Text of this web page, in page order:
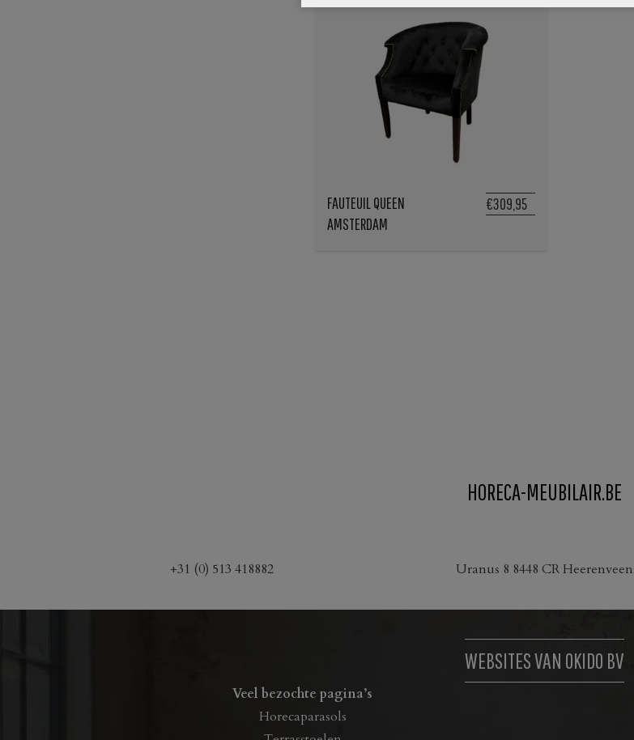
FAUTEUIL QUEEN
AMSTERDAM
€309,95
HORECA-MEUBILAIR.BE
+31 (0) 513 418882 Uranus 8 8448 CR Heerenveen
WEBSITES VAN OKIDO BV
Veel bezochte pagina’s
Horecaparasols